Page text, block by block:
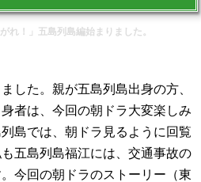
れ！」五島列島編始まりました。
した。親が五島列島出身の方、
者は、今回の朝ドラ大変楽しみ
島では、朝ドラ見るように回覧
五島列島福江には、交通事故の
今回の朝ドラのストーリー（東